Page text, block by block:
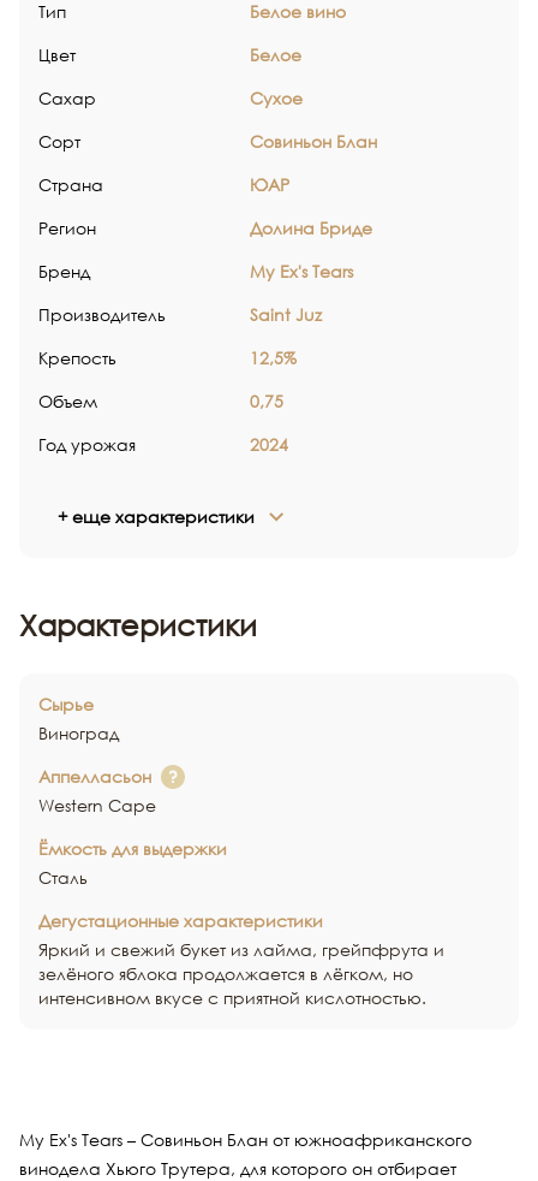
Тип Белое вино
Цвет Белое
Сахар Сухое
Сорт Совиньон Блан
Страна ЮАР
Регион Долина Бриде
Бренд My Ex's Tears
Производитель Saint Juz
Крепость 12,5%
Объем 0,75
Год урожая 2024
+ еще характеристики
Характеристики
My Ex's Tears – Совиньон Блан от южноафриканского
винодела Хьюго Трутера, для которого он отбирает
Сырье
Виноград
Аппелласьон
Western Cape
Ёмкость для выдержки
Сталь
Дегустационные характеристики
Яркий и свежий букет из лайма, грейпфрута и
зелёного яблока продолжается в лёгком, но
интенсивном вкусе с приятной кислотностью.